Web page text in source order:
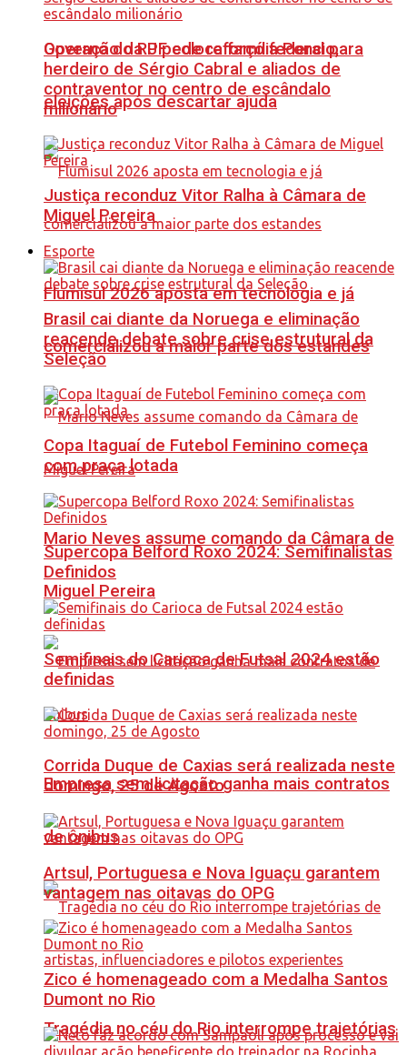
Governo do RJ pede reforço federal para
eleições após descartar ajuda
Flumisul 2026 aposta em tecnologia e já
comercializou a maior parte dos estandes
Mario Neves assume comando da Câmara de
Miguel Pereira
Empresa sem licitação ganha mais contratos
de ônibus
Tragédia no céu do Rio interrompe trajetórias
Operação da PF coloca família Poncio,
herdeiro de Sérgio Cabral e aliados de
contraventor no centro de escândalo
milionário
Justiça reconduz Vitor Ralha à Câmara de
Miguel Pereira
Esporte
Brasil cai diante da Noruega e eliminação
reacende debate sobre crise estrutural da
Seleção
Copa Itaguaí de Futebol Feminino começa
com praça lotada
Supercopa Belford Roxo 2024: Semifinalistas
Definidos
Semifinais do Carioca de Futsal 2024 estão
definidas
Corrida Duque de Caxias será realizada neste
domingo, 25 de Agosto
Artsul, Portuguesa e Nova Iguaçu garantem
vantagem nas oitavas do OPG
Zico é homenageado com a Medalha Santos
Dumont no Rio